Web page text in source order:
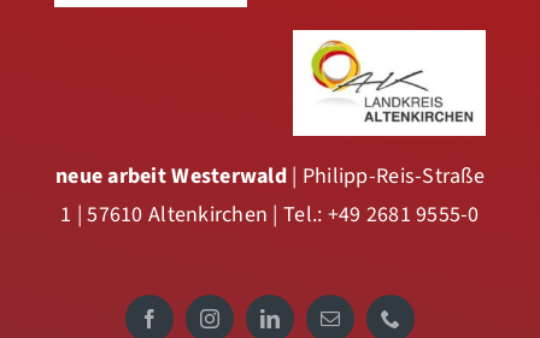
neue arbeit Westerwald | Philipp-Reis-Straße
1 | 57610 Altenkirchen | Tel.: +49 2681 9555-0